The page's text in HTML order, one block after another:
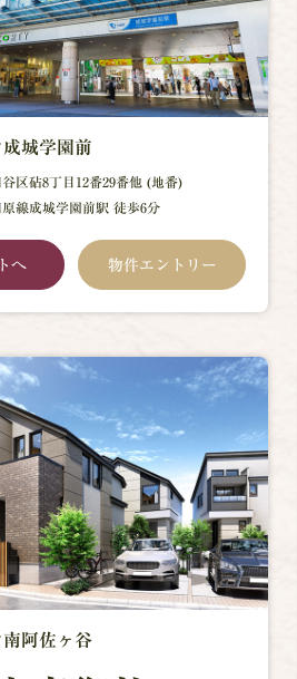
城学園前
区砧8丁目12番29番他 (地番)
線成城学園前駅 徒歩6分
へ 物件エントリー
阿佐ヶ谷